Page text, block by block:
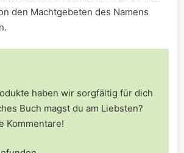
den Machtgebeten des Namens
haben wir sorgfältig für dich
Buch magst du am⁤ Liebsten?
Kommentare!